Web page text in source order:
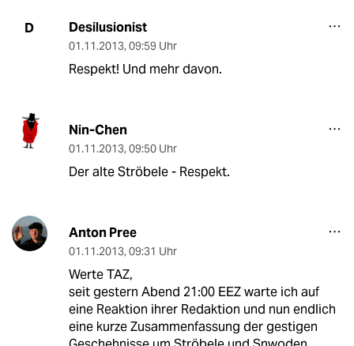
D Desilusionist
01.11.2013, 09:59 Uhr
Respekt! Und mehr davon.
Nin-Chen
01.11.2013, 09:50 Uhr
Der alte Ströbele - Respekt.
Anton Pree
01.11.2013, 09:31 Uhr
Werte TAZ,
seit gestern Abend 21:00 EEZ warte ich auf
eine Reaktion ihrer Redaktion und nun endlich
eine kurze Zusammenfassung der gestigen